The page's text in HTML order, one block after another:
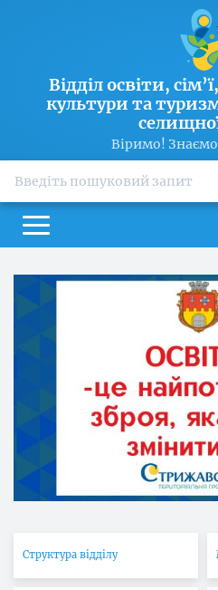
Відділ освіти,
культури та
Віримо!
Структура відділу